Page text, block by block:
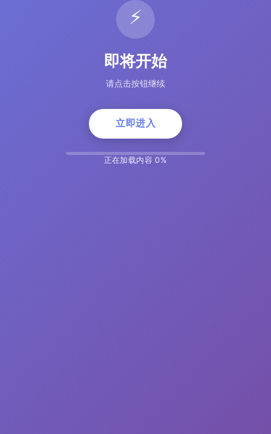
⚡
即将开始
请点击按钮继续
立即进入
正在加载内容 5%